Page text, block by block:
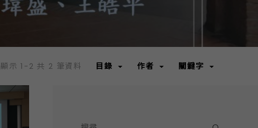
顯示 1-2 共 2 筆資料 目錄 作者 關鍵字
S